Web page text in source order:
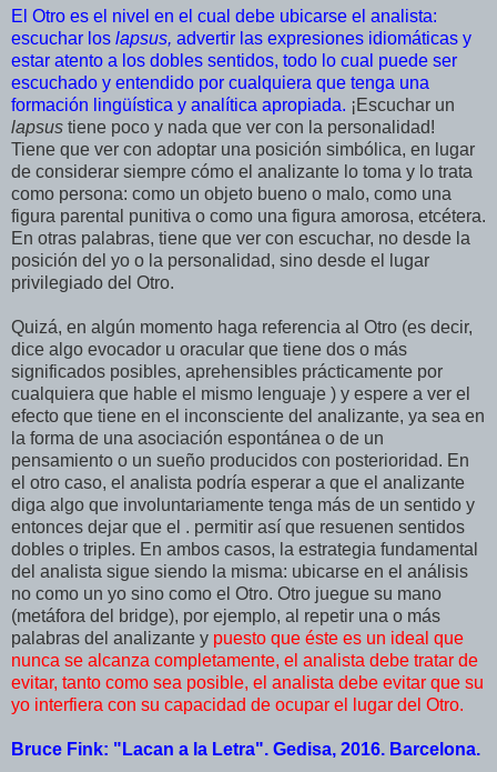
El Otro es el nivel en el cual debe ubicarse el analista:
escuchar los lapsus, advertir las expresiones idiomáticas y
estar atento a los dobles sentidos, todo lo cual puede ser
escuchado y entendido por cualquiera que tenga una
formación lingüística y analítica apropiada. ¡Escuchar un
lapsus tiene poco y nada que ver con la personalidad!
Tiene que ver con adoptar una posición simbólica, en lugar
de considerar siempre cómo el analizante lo toma y lo trata
como persona: como un objeto bueno o malo, como una
figura parental punitiva o como una figura amorosa, etcétera.
En otras palabras, tiene que ver con escuchar, no desde la
posición del yo o la personalidad, sino desde el lugar
privilegiado del Otro.
Quizá, en algún momento haga referencia al Otro (es decir,
dice algo evocador u oracular que tiene dos o más
significados posibles, aprehensibles prácticamente por
cualquiera que hable el mismo lenguaje ) y espere a ver el
efecto que tiene en el inconsciente del analizante, ya sea en
la forma de una asociación espontánea o de un
pensamiento o un sueño producidos con posterioridad. En
el otro caso, el analista podría esperar a que el analizante
diga algo que involuntariamente tenga más de un sentido y
entonces dejar que el . permitir así que resuenen sentidos
dobles o triples. En ambos casos, la estrategia fundamental
del analista sigue siendo la misma: ubicarse en el análisis
no como un yo sino como el Otro. Otro juegue su mano
(metáfora del bridge), por ejemplo, al repetir una o más
palabras del analizante y puesto que éste es un ideal que
nunca se alcanza completamente, el analista debe tratar de
evitar, tanto como sea posible, el analista debe evitar que su
yo interfiera con su capacidad de ocupar el lugar del Otro.
Bruce Fink: "Lacan a la Letra". Gedisa, 2016. Barcelona.